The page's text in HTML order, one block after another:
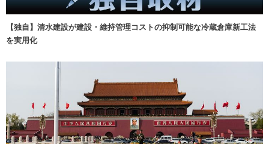
【独自】清水建設が建設・維持管理コストの抑制可能な冷蔵倉庫新工法
を実用化